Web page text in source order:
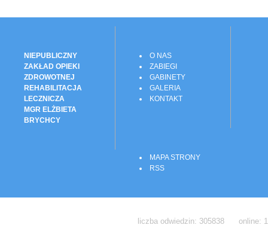
NIEPUBLICZNY
ZAKŁAD OPIEKI
ZDROWOTNEJ
REHABILITACJA
LECZNICZA
MGR ELŻBIETA
BRYCHCY
O NAS
ZABIEGI
GABINETY
GALERIA
KONTAKT
MAPA STRONY
RSS
liczba odwiedzin: 305838 online: 1